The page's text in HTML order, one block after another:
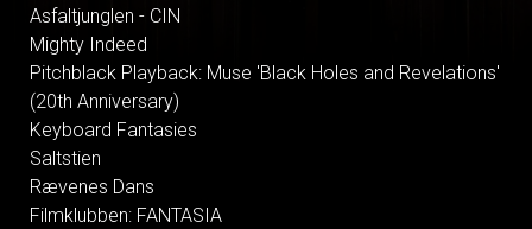
Asfaltjunglen - CIN
Mighty Indeed
Pitchblack Playback: Muse 'Black Holes and Revelations'
(20th Anniversary)
Keyboard Fantasies
Saltstien
Rævenes Dans
Filmklubben: FANTASIA